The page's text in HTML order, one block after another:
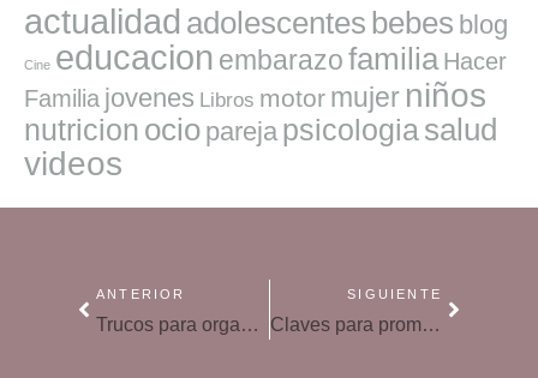
actualidad adolescentes bebes blog
Cine educacion embarazofamilia Hacer
Familia jovenes Libros motor mujer niños
nutricion ocio pareja psicologiasalud
videos
ANTERIOR
Trucos para organizar una maleta de viaje
SIGUIENTE
Claves para promover la lectura en la infancia